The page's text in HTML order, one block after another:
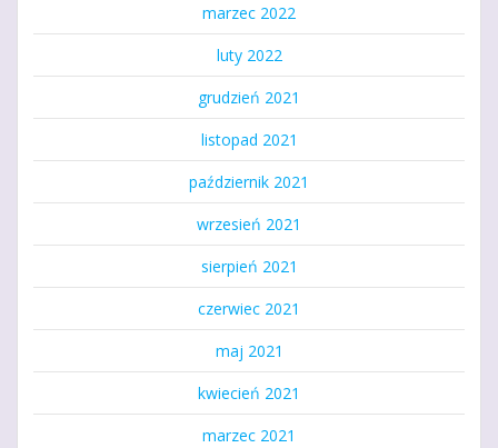
marzec 2022
luty 2022
grudzień 2021
listopad 2021
październik 2021
wrzesień 2021
sierpień 2021
czerwiec 2021
maj 2021
kwiecień 2021
marzec 2021